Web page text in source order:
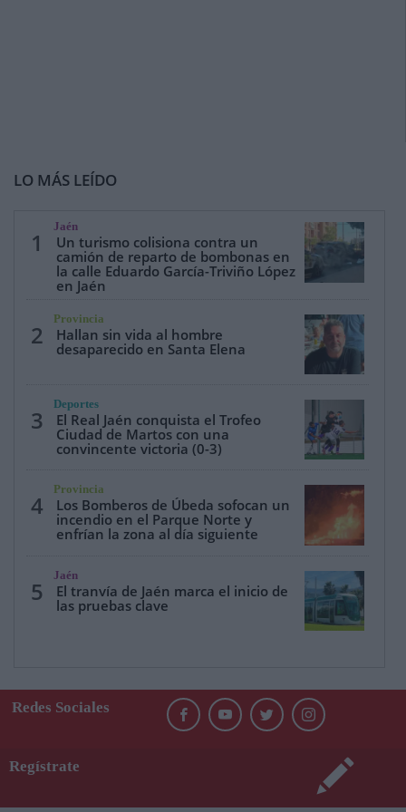
LO MÁS LEÍDO
1
Jaén
Un turismo colisiona contra un
camión de reparto de bombonas en
la calle Eduardo García-Triviño López
en Jaén
2
Provincia
Hallan sin vida al hombre
desaparecido en Santa Elena
3
Deportes
El Real Jaén conquista el Trofeo
Ciudad de Martos con una
convincente victoria (0-3)
4
Provincia
Los Bomberos de Úbeda sofocan un
incendio en el Parque Norte y
enfrían la zona al día siguiente
5
Jaén
El tranvía de Jaén marca el inicio de
las pruebas clave
Redes Sociales
Regístrate